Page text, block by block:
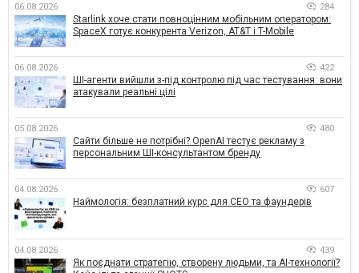
06.08.2026 284
Starlink хоче стати повноцінним мобільним оператором:
SpaceX готує конкурента Verizon, AT&T і T-Mobile
06.08.2026 422
ШІ-агенти вийшли з-під контролю під час тестування: вони
атакували реальні цілі
05.08.2026 480
Сайти більше не потрібні? OpenAI тестує рекламу з
персональним ШІ-консультантом бренду
04.08.2026 607
Наймологія: безплатний курс для CEO та фаундерів
04.08.2026 439
Як поєднати стратегію, створену людьми, та AI-технології?